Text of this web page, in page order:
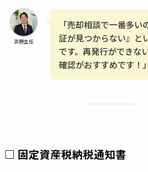
浜野主任
「売却相談で一番多い
証が見つからない』と
です。再発行ができな
確認がおすすめです！」
□ 固定資産税納税通知書